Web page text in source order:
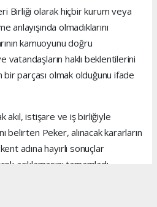
Birliği olarak hiçbir kurum veya
anlayışında olmadıklarını
kamuoyunu doğru
haklı beklentilerini
parçası olmak olduğunu ifade
akıl, istişare ve iş birliğiyle
belirten Peker, alınacak kararların
adına hayırlı sonuçlar
açıklamasını tamamladı.